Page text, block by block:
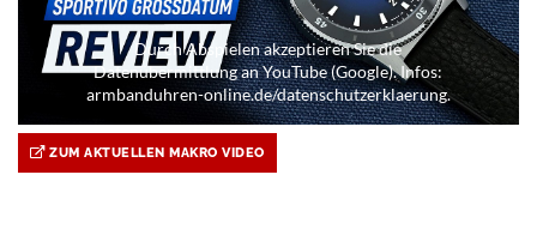
Durch Abspielen akzeptieren Sie die
Datenübermittlung an YouTube (Google). Infos:
armbanduhren-online.de/datenschutzerklaerung.
ZUM AKTUELLEN MAKRO VIDEO